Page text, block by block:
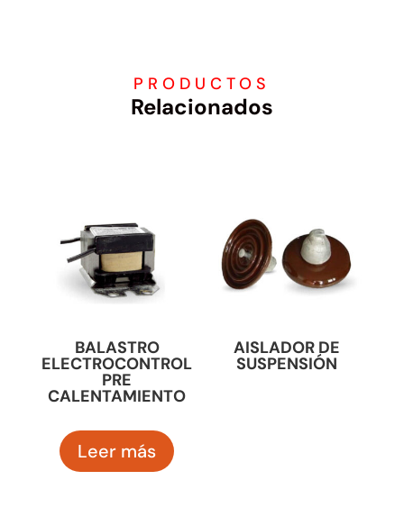
PRODUCTOS
Relacionados
BALASTRO
ELECTROCONTROL
PRE
CALENTAMIENTO
Leer más
AISLADOR DE
SUSPENSIÓN